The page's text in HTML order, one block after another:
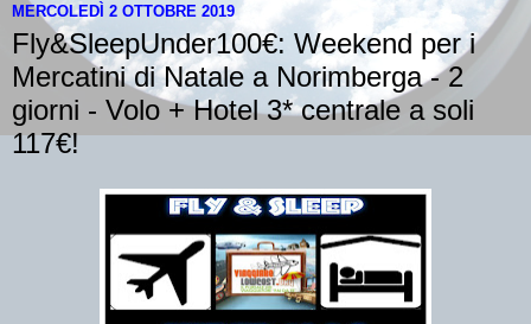
MERCOLEDÌ 2 OTTOBRE 2019
Fly&SleepUnder100€: Weekend per i
Mercatini di Natale a Norimberga - 2
giorni - Volo + Hotel 3* centrale a soli
117€!